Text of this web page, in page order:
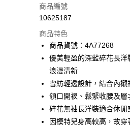
信用卡一次付款
3 期 0 利率 每期
合作金庫商業銀行
華南商業銀行
國泰世華商業銀行
臺灣中小企業銀行
匯豐（台灣）商業銀行
聯邦商業銀行
超商取貨付款
Apple Pay
街口支付
商品編號
10625187
商品特色
商品貨號：4A77268
優美輕盈的深藍碎花長
浪漫清新
雪紡輕透設計，結合內襯
領口開衩、鬆緊收腰及
碎花無袖長洋裝適合休
因模特兒身高較高，故